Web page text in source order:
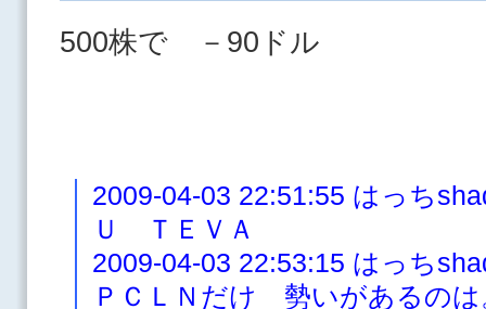
500株で －90ドル
2009-04-03 22:51:55 はっち
Ｕ ＴＥＶＡ
2009-04-03 22:53:15 はっち
ＰＣＬＮだけ 勢いがあるのは